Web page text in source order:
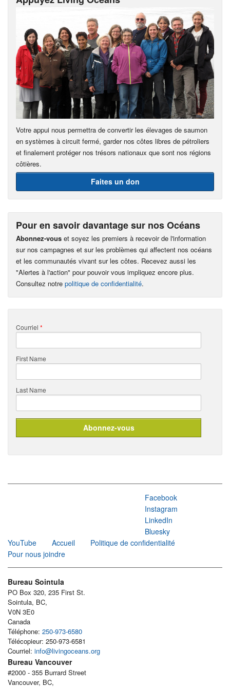
Votre appui nous permettra de convertir les élevages de saumon
en systèmes à circuit fermé, garder nos côtes libres de pétroliers
et finalement protéger nos trésors nationaux que sont nos régions
côtières.
Faites un don
Pour en savoir davantage sur nos Océans
Abonnez-vous et soyez les premiers à recevoir de l'information
sur nos campagnes et sur les problèmes qui affectent nos océans
et les communautés vivant sur les côtes. Recevez aussi les
"Alertes à l'action" pour pouvoir vous impliquez encore plus.
Consultez notre politique de confidentialité.
Courriel *
First Name
Last Name
Facebook
Instagram
LinkedIn
Bluesky
YouTube
Accueil
Politique de confidentialité
Pour nous joindre
Bureau Sointula
PO Box 320, 235 First St.
Sointula, BC,
V0N 3E0
Canada
Téléphone: 250-973-6580
Télécopieur: 250-973-6581
Courriel: info@livingoceans.org
Bureau Vancouver
#2000 - 355 Burrard Street
Vancouver, BC,